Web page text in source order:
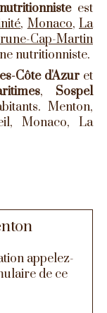
est
, Monaco,La
Cap-Martin
nutritionniste.
Côte d'Azur et
, Sospel
Menton,
Monaco, La
appelez-
de ce